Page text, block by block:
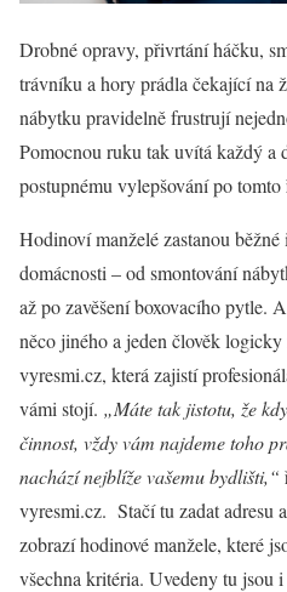
Drobné opravy, přivrtání háčku,
trávníku a hory prádla čekající na
nábytku pravidelně frustrují
Pomocnou ruku tak uvítá každý a
postupnému vylepšování po tomto
Hodinoví manželé zastanou
domácnosti – od smontování
až po zavěšení boxovacího pytle.
něco jiného a jeden člověk
vyresmi.cz, která zajistí
vámi stojí. „Máte tak jistotu, že
činnost, vždy vám najdeme toho
nachází nejblíže vašemu bydlišti,“
vyresmi.cz. Stačí tu zadat adresu
zobrazí hodinové manžele, které
všechna kritéria. Uvedeny tu jsou